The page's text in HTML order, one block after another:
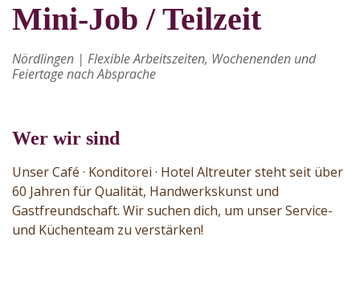
Mini-Job / Teilzeit
Nördlingen | Flexible Arbeitszeiten, Wochenenden und
Feiertage nach Absprache
Wer wir sind
Unser Café · Konditorei · Hotel Altreuter steht seit über
60 Jahren für Qualität, Handwerkskunst und
Gastfreundschaft. Wir suchen dich, um unser Service-
und Küchenteam zu verstärken!